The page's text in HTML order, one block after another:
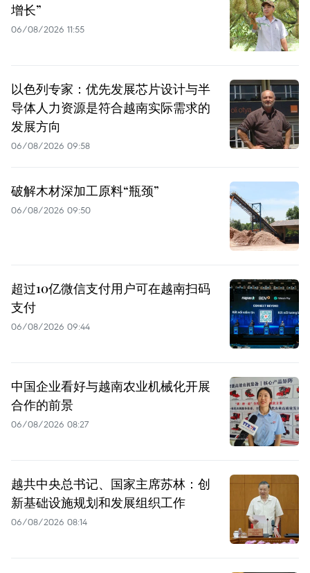
增长”
06/08/2026 11:55
以色列专家：优先发展芯片设计与半
导体人力资源是符合越南实际需求的
发展方向
06/08/2026 09:58
破解木材深加工原料“瓶颈”
06/08/2026 09:50
超过10亿微信支付用户可在越南扫码
支付
06/08/2026 09:44
中国企业看好与越南农业机械化开展
合作的前景
06/08/2026 08:27
越共中央总书记、国家主席苏林：创
新基础设施规划和发展组织工作
06/08/2026 08:14